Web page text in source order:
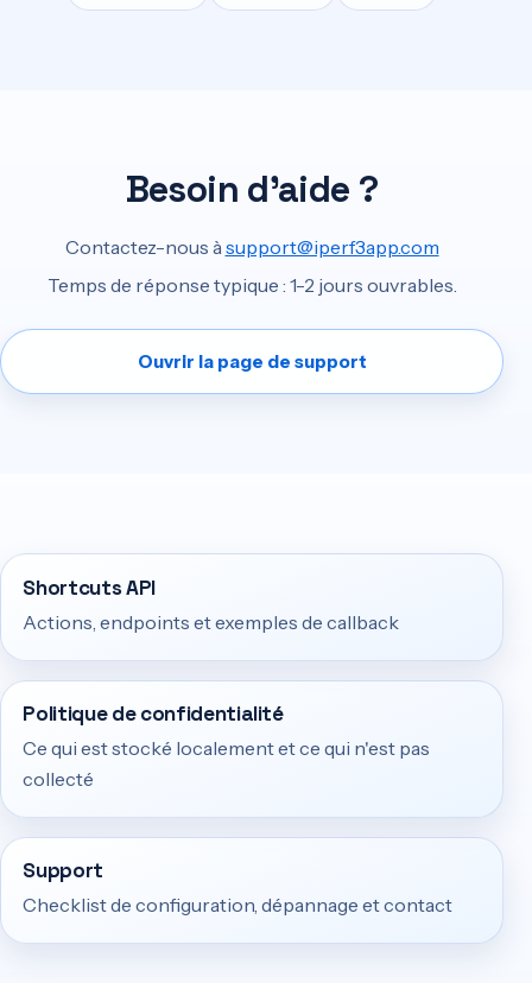
Besoin d'aide ?
Contactez-nous à support@iperf3app.com
Temps de réponse typique : 1-2 jours ouvrables.
Ouvrir la page de support
Shortcuts API
Actions, endpoints et exemples de callback
Politique de confidentialité
Ce qui est stocké localement et ce qui n'est pas
collecté
Support
Checklist de configuration, dépannage et contact